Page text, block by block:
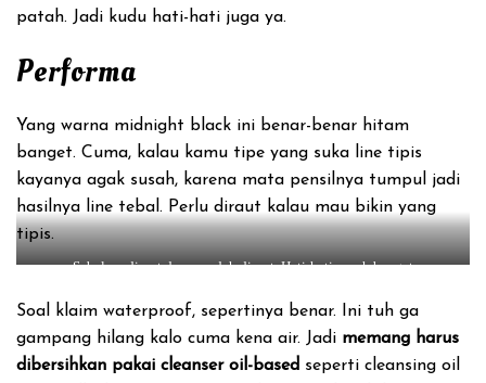
patah. Jadi kudu hati-hati juga ya.
Performa
Yang warna midnight black ini benar-benar hitam
banget. Cuma, kalau kamu tipe yang suka line tipis
kayanya agak susah, karena mata pensilnya tumpul jadi
hasilnya line tebal. Perlu diraut kalau mau bikin yang
tipis.
Sebelum diraut dan sesudah diraut. Hati-hati rapuh banget
Soal klaim waterproof, sepertinya benar. Ini tuh ga
gampang hilang kalo cuma kena air. Jadi memang harus
dibersihkan pakai cleanser oil-based seperti cleansing oil